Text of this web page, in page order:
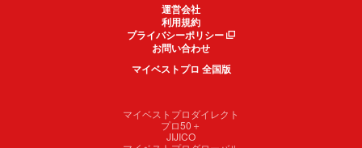
運営会社
利用規約
プライバシーポリシー
お問い合わせ
マイベストプロ 全国版
マイベストプロダイレクト
プロ50＋
JIJICO